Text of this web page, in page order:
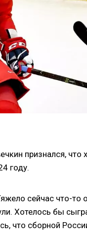
признался, что
году.
сейчас что-то
Хотелось бы
что сборной